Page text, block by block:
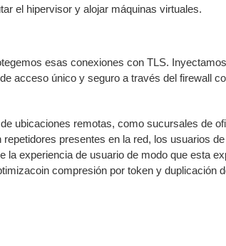
el hipervisor y alojar máquinas virtuales.
esas conexiones con TLS.
acceso único y seguro a través del firewall
ubicaciones remotas, como sucursales de
presentes en la red, los usuarios
experiencia de usuario de modo que esta
compresión por token y